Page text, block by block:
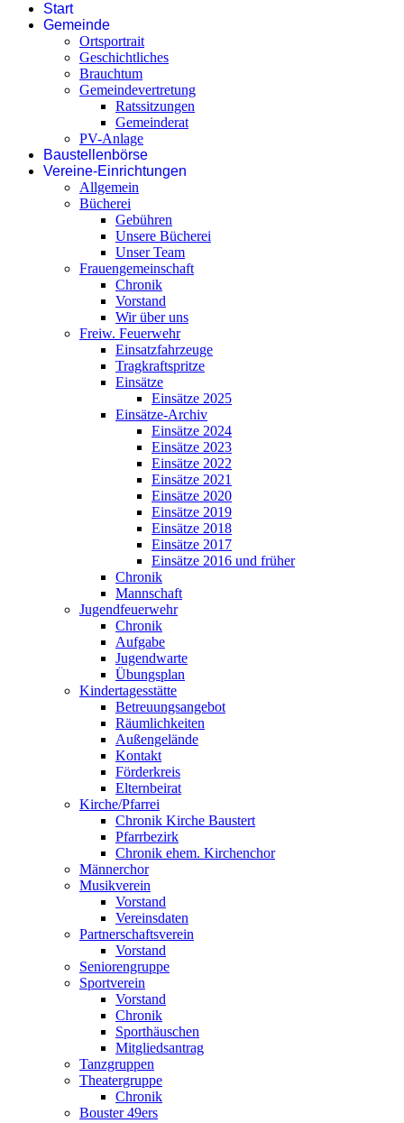
Start
Gemeinde
Ortsportrait
Geschichtliches
Brauchtum
Gemeindevertretung
Ratssitzungen
Gemeinderat
PV-Anlage
Baustellenbörse
Vereine-Einrichtungen
Allgemein
Bücherei
Gebühren
Unsere Bücherei
Unser Team
Frauengemeinschaft
Chronik
Vorstand
Wir über uns
Freiw. Feuerwehr
Einsatzfahrzeuge
Tragkraftspritze
Einsätze
Einsätze 2025
Einsätze-Archiv
Einsätze 2024
Einsätze 2023
Einsätze 2022
Einsätze 2021
Einsätze 2020
Einsätze 2019
Einsätze 2018
Einsätze 2017
Einsätze 2016 und früher
Chronik
Mannschaft
Jugendfeuerwehr
Chronik
Aufgabe
Jugendwarte
Übungsplan
Kindertagesstätte
Betreuungsangebot
Räumlichkeiten
Außengelände
Kontakt
Förderkreis
Elternbeirat
Kirche/Pfarrei
Chronik Kirche Baustert
Pfarrbezirk
Chronik ehem. Kirchenchor
Männerchor
Musikverein
Vorstand
Vereinsdaten
Partnerschaftsverein
Vorstand
Seniorengruppe
Sportverein
Vorstand
Chronik
Sporthäuschen
Mitgliedsantrag
Tanzgruppen
Theatergruppe
Chronik
Bouster 49ers